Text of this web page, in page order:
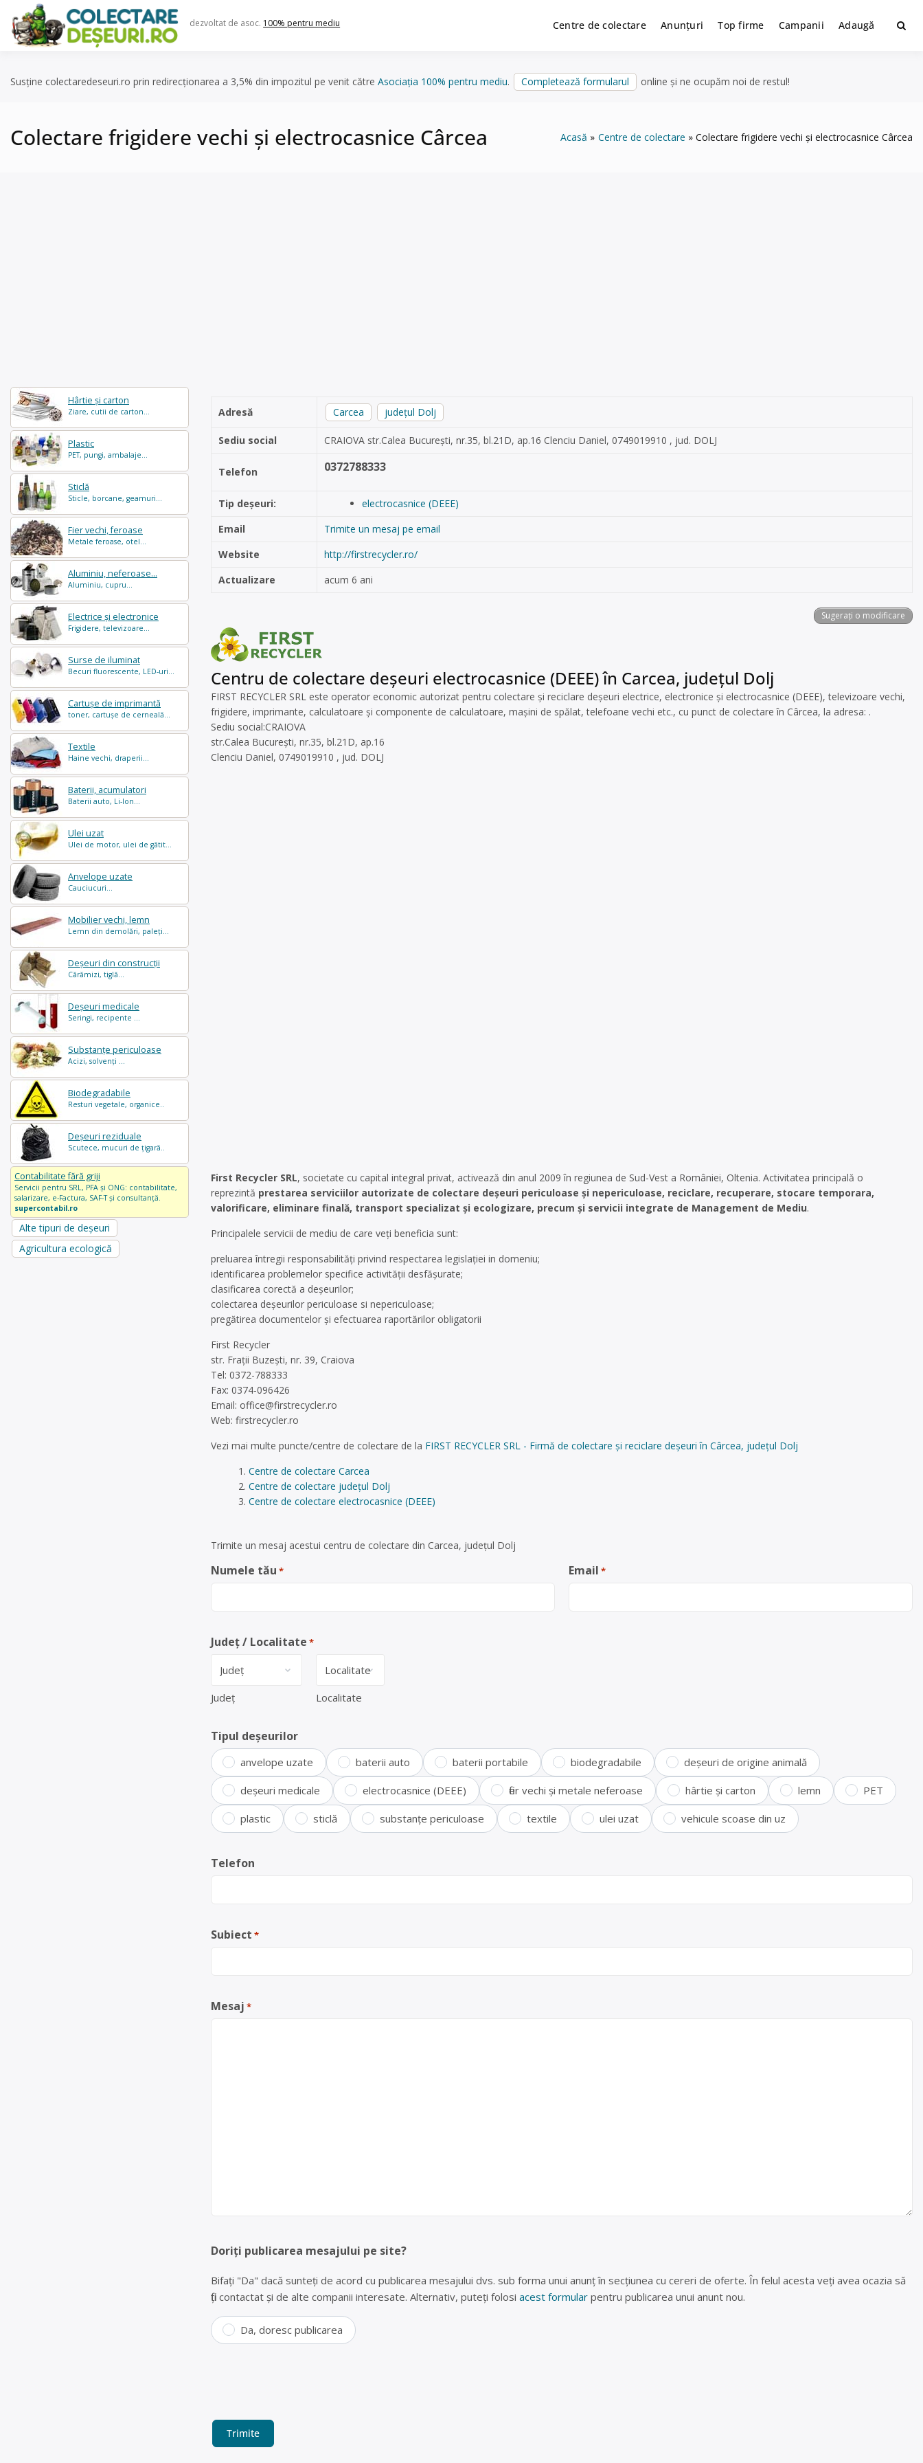
content
dezvoltat de asoc. 100% pentru mediu Centre de colectare Anunțuri Top firme Campanii Adaugă
Susține colectaredeseuri.ro prin redirecționarea a 3,5% din impozitul pe venit către Asociația 100% pentru mediu. Completează formularul online și ne ocupăm noi de restul!
Colectare frigidere vechi și electrocasnice Cârcea Acasă Centre de colectare Colectare frigidere vechi și electrocasnice Cârcea
Hârtie și carton
Ziare, cutii de carton...
Plastic
PET, pungi, ambalaje...
Sticlă
Sticle, borcane, geamuri...
Fier vechi, feroase
Metale feroase, otel...
Aluminiu, neferoase...
Aluminiu, cupru...
Electrice și electronice
Frigidere, televizoare...
Surse de iluminat
Becuri fluorescente, LED-uri...
Cartușe de imprimantă
toner, cartușe de cerneală...
Textile
Haine vechi, draperii...
Baterii, acumulatori
Baterii auto, Li-Ion...
Ulei uzat
Ulei de motor, ulei de gătit...
Anvelope uzate
Cauciucuri...
Mobilier vechi, lemn
Lemn din demolări, paleți...
Deșeuri din construcții
Cărămizi, tiglă...
Deșeuri medicale
Seringi, recipente ...
Substanțe periculoase
Acizi, solvenți ...
Biodegradabile
Resturi vegetale, organice..
Deșeuri reziduale
Scutece, mucuri de țigară..
Contabilitate fără griji
Servicii pentru SRL, PFA și ONG: contabilitate,
salarizare, e-Factura, SAF-T și consultanță.
supercontabil.ro
Alte tipuri de deșeuri
Agricultura ecologică
Adresă Carcea județul Dolj
Sediu social CRAIOVA str.Calea București, nr.35, bl.21D, ap.16 Clenciu Daniel, 0749019910 , jud. DOLJ
Telefon 0372788333
Tip deșeuri:
electrocasnice (DEEE)
Email
Trimite un mesaj pe email
Website
http://firstrecycler.ro/
Actualizare
acum 6 ani
Sugerați o modificare
Centru de colectare deșeuri electrocasnice (DEEE) în Carcea, județul Dolj
FIRST RECYCLER SRL este operator economic autorizat pentru colectare și reciclare deșeuri electrice, electronice și electrocasnice (DEEE), televizoare vechi,
frigidere, imprimante, calculatoare și componente de calculatoare, mașini de spălat, telefoane vechi etc., cu punct de colectare în Cârcea, la adresa: .
Sediu social:CRAIOVA
str.Calea București, nr.35, bl.21D, ap.16
Clenciu Daniel, 0749019910 , jud. DOLJ
First Recycler SRL, societate cu capital integral privat, activează din anul 2009 în regiunea de Sud-Vest a României, Oltenia. Activitatea principală o
reprezintă prestarea serviciilor autorizate de colectare deșeuri periculoase și nepericuloase, reciclare, recuperare, stocare temporara,
valorificare, eliminare finală, transport specializat și ecologizare, precum și servicii integrate de Management de Mediu.
Principalele servicii de mediu de care veți beneficia sunt:
preluarea întregii responsabilități privind respectarea legislaţiei in domeniu;
identificarea problemelor specifice activității desfășurate;
clasificarea corectă a deșeurilor;
colectarea deșeurilor periculoase si nepericuloase;
pregătirea documentelor și efectuarea raportărilor obligatorii
First Recycler
str. Fraţii Buzeşti, nr. 39, Craiova
Tel: 0372-788333
Fax: 0374-096426
Email: office@firstrecycler.ro
Web: firstrecycler.ro
Vezi mai multe puncte/centre de colectare de la FIRST RECYCLER SRL - Firmă de colectare și reciclare deșeuri în Cârcea, județul Dolj
Centre de colectare Carcea
Centre de colectare județul Dolj
Centre de colectare electrocasnice (DEEE)
Trimite un mesaj acestui centru de colectare din Carcea, județul Dolj
Numele tău * Email *
Județ / Localitate *
Județ Localitate
Tipul deșeurilor
anvelope uzate baterii auto baterii portabile biodegradabile deșeuri de origine animală
deșeuri medicale electrocasnice (DEEE) fier vechi și metale neferoase hârtie și carton lemn PET
plastic sticlă substanțe periculoase textile ulei uzat vehicule scoase din uz
Telefon
Subiect *
Mesaj *
Doriți publicarea mesajului pe site?
Bifați "Da" dacă sunteți de acord cu publicarea mesajului dvs. sub forma unui anunț în secțiunea cu cereri de oferte. În felul acesta veți avea ocazia să
fiți contactat și de alte companii interesate. Alternativ, puteți folosi acest formular pentru publicarea unui anunt nou.
Da, doresc publicarea